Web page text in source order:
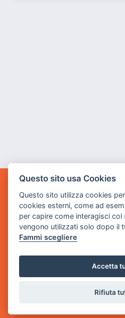
GAME WARP
BY POWER GAME SRL
Sede Legale
via Villaggio dei Platani, 3
via Industriale, 2 - 25082
Partita iva 03308130982
Questo sito usa Cookies
Questo sito utilizza cookies
cookies esterni, come ad
per capire come interagisci col
vengono utilizzati solo dopo il
Fammi scegliere
Accetta
Rifiuta